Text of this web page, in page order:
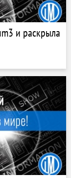
и раскрыла